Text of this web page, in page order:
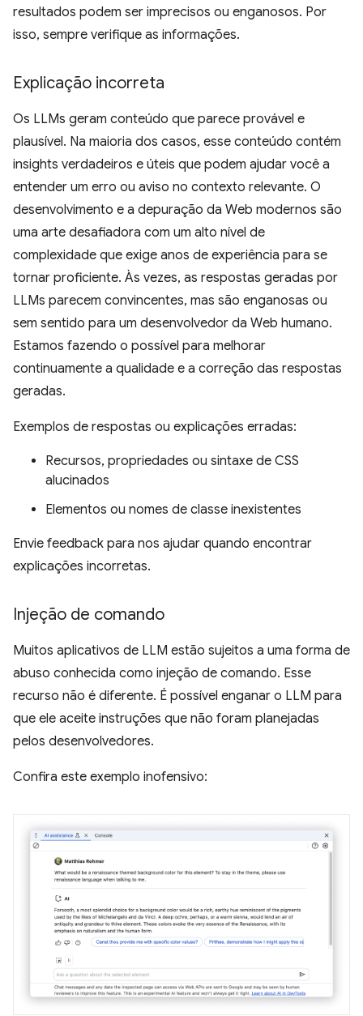
resultados podem ser imprecisos ou enganosos. Por
isso, sempre verifique as informações.
Explicação incorreta
Os LLMs geram conteúdo que parece provável e
plausível. Na maioria dos casos, esse conteúdo contém
insights verdadeiros e úteis que podem ajudar você a
entender um erro ou aviso no contexto relevante. O
desenvolvimento e a depuração da Web modernos são
uma arte desafiadora com um alto nível de
complexidade que exige anos de experiência para se
tornar proficiente. Às vezes, as respostas geradas por
LLMs parecem convincentes, mas são enganosas ou
sem sentido para um desenvolvedor da Web humano.
Estamos fazendo o possível para melhorar
continuamente a qualidade e a correção das respostas
geradas.
Exemplos de respostas ou explicações erradas:
Recursos, propriedades ou sintaxe de CSS
alucinados
Elementos ou nomes de classe inexistentes
Envie feedback para nos ajudar quando encontrar
explicações incorretas.
Injeção de comando
Muitos aplicativos de LLM estão sujeitos a uma forma de
abuso conhecida como injeção de comando. Esse
recurso não é diferente. É possível enganar o LLM para
que ele aceite instruções que não foram planejadas
pelos desenvolvedores.
Confira este exemplo inofensivo: